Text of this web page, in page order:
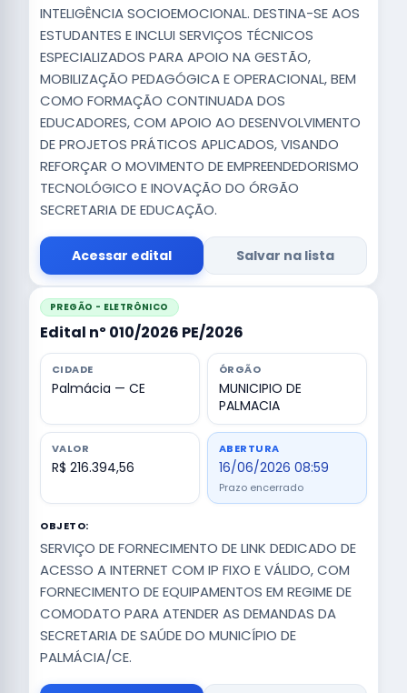
INTELIGÊNCIA SOCIOEMOCIONAL. DESTINA-SE AOS
ESTUDANTES E INCLUI SERVIÇOS TÉCNICOS
ESPECIALIZADOS PARA APOIO NA GESTÃO,
MOBILIZAÇÃO PEDAGÓGICA E OPERACIONAL, BEM
COMO FORMAÇÃO CONTINUADA DOS
EDUCADORES, COM APOIO AO DESENVOLVIMENTO
DE PROJETOS PRÁTICOS APLICADOS, VISANDO
REFORÇAR O MOVIMENTO DE EMPREENDEDORISMO
TECNOLÓGICO E INOVAÇÃO DO ÓRGÃO
SECRETARIA DE EDUCAÇÃO.
Acessar edital Salvar na lista
PREGÃO - ELETRÔNICO
Edital nº 010/2026 PE/2026
CIDADE
Palmácia — CE
ÓRGÃO
MUNICIPIO DE
PALMACIA
VALOR
R$ 216.394,56
ABERTURA
16/06/2026 08:59
Prazo encerrado
OBJETO:
SERVIÇO DE FORNECIMENTO DE LINK DEDICADO DE
ACESSO A INTERNET COM IP FIXO E VÁLIDO, COM
FORNECIMENTO DE EQUIPAMENTOS EM REGIME DE
COMODATO PARA ATENDER AS DEMANDAS DA
SECRETARIA DE SAÚDE DO MUNICÍPIO DE
PALMÁCIA/CE.